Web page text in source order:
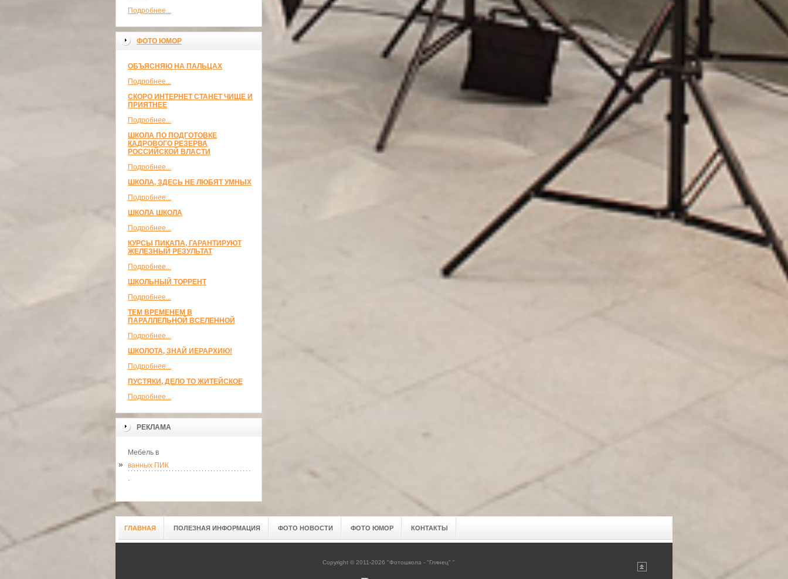
Подробнее...
ФОТО ЮМОР
ОБЪЯСНЯЮ НА ПАЛЬЦАХ
Подробнее...
СКОРО ИНТЕРНЕТ СТАНЕТ ЧИЩЕ И
ПРИЯТНЕЕ
Подробнее...
ШКОЛА ПО ПОДГОТОВКЕ
КАДРОВОГО РЕЗЕРВА
РОССИЙСКОЙ ВЛАСТИ
Подробнее...
ШКОЛА, ЗДЕСЬ НЕ ЛЮБЯТ УМНЫХ
Подробнее...
ШКОЛА ШКОЛА
Подробнее...
КУРСЫ ПИКАПА, ГАРАНТИРУЮТ
ЖЕЛЕЗНЫЙ РЕЗУЛЬТАТ
Подробнее...
ШКОЛЬНЫЙ ТОРРЕНТ
Подробнее...
ТЕМ ВРЕМЕНЕМ В
ПАРАЛЛЕЛЬНОЙ ВСЕЛЕННОЙ
Подробнее...
ШКОЛОТА, ЗНАЙ ИЕРАРХИЮ!
Подробнее...
ПУСТЯКИ, ДЕЛО ТО ЖИТЕЙСКОЕ
Подробнее...
РЕКЛАМА
Мебель в
ванных ПИК
.
ГЛАВНАЯ ПОЛЕЗНАЯ ИНФОРМАЦИЯ ФОТО НОВОСТИ ФОТО ЮМОР КОНТАКТЫ
Copyright © 2011-2026 "Фотошкола - "Глянец" "